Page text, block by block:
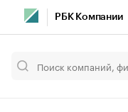
РБК Компании